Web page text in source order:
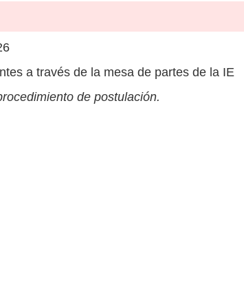
a través de la mesa de partes de la IE
de postulación.